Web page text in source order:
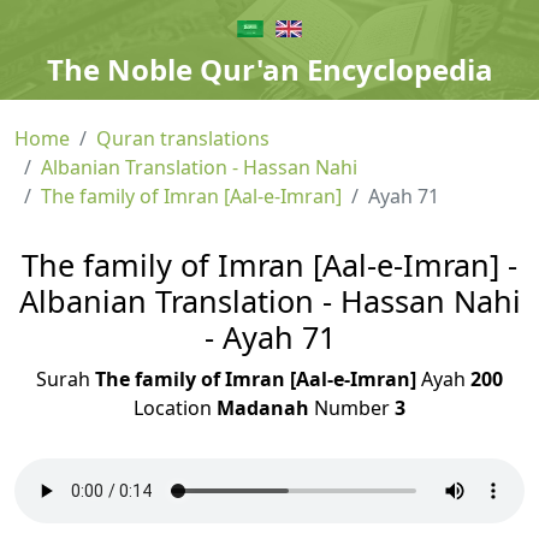
The Noble Qur'an Encyclopedia
Home
Quran translations
Albanian Translation - Hassan Nahi
The family of Imran [Aal-e-Imran]
Ayah 71
The family of Imran [Aal-e-Imran] -
Albanian Translation - Hassan Nahi
- Ayah 71
Surah The family of Imran [Aal-e-Imran]Ayah 200
Location Madanah Number3